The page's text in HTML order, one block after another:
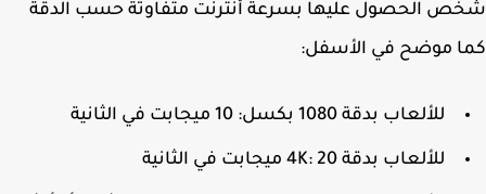
الحصول عليها بسرعة أنترنت متفاوتة حسب الدقة
موضح في الأسفل:
للألعاب بدقة 1080 بكسل: 10 ميجابت في الثانية
للألعاب بدقة 4K: 20 ميجابت في الثانية